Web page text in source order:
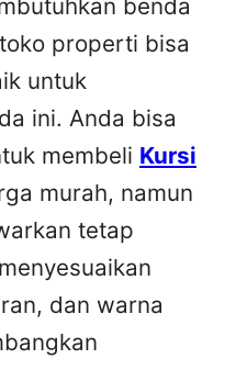
benda
properti bisa
untuk
ini. Anda bisa
membeli Kursi
murah, namun
tetap
dan warna